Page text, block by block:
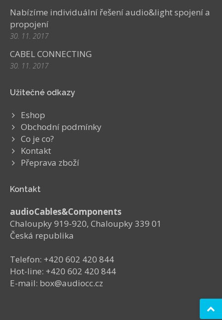
Nabízíme individuální řešení audio&light spojení a
propojení
30. 11. 2017
CABEL CONNECTING
30. 11. 2017
Užitečné odkazy
Eshop
Obchodní podmínky
Co je co?
Kontakt
Přeprava zboží
Kontakt
audioCables&Components
Chaloupky 919-920, Chaloupky 339 01
Česká republika
Telefon: +420 602 420 844
Hot-line: +420 602 420 844
E-mail: box@audiocc.cz